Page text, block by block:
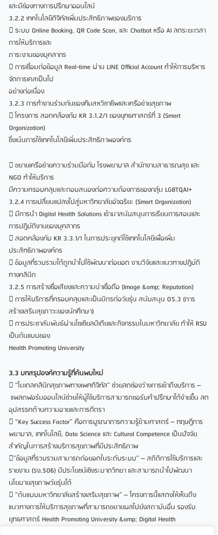
และมีช่องทางการปรึกษาออนไลน์
3.2.2 เทคโนโลยีดิจิทัลเพิ่มประสิทธิภาพของบริการ
 ระบบ Online Booking, QR Code Scan, และ Chatbot หรือ AI ลดระยะเวลา
การให้บริการและ
ภาระงานของบุคลากร
 การเชื่อมต่อข้อมูล Real-time ผ่าน LINE Official Account ทำให้การบริหาร
จัดการเคสเป็นไป
อย่างต่อเนื่อง
3.2.3 การทำงานร่วมกันของทีมสหวิชาชีพและเครือข่ายสุขภาพ
 โครงการ สอดคล้องกับ KR 3.1.2/1 ของยุทธศาสตร์ที่ 3 (Smart
Organization)
ซึ่งเน้นการใช้เทคโนโลยีเพิ่มประสิทธิภาพองค์กร
 ขยายเครือข่ายความร่วมมือกับ โรงพยาบาล สำนักงานสาธารณสุข และ
NGO ทำให้บริการ
มีความครอบคลุมและตอบสนองต่อความต้องการของกลุ่ม LGBTQAI+
3.2.4 การเปลี่ยนแปลงไปสู่มหาวิทยาลัยอัจฉริยะ (Smart Organization)
 มีการนำ Digital Health Solutions เข้ามาสนับสนุนการเรียนการสอนและ
การปฏิบัติงานของบุคลากร
 สอดคล้องกับ KR 3.3.1/1 ในการประยุกต์ใช้เทคโนโลยีเพื่อเพิ่ม
ประสิทธิภาพองค์กร
 ข้อมูลที่รวบรวมได้ถูกนำไปใช้พัฒนาต่อยอด งานวิจัยและแนวทางปฏิบัติ
ทางคลินิก
3.2.5 การสร้างชื่อเสียงและความน่าเชื่อถือ (Image &amp; Reputation)
 การให้บริการที่ครอบคลุมและเป็นมิตรต่อวัยรุ่น สนับสนุน O5.3 (การ
สร้างเสริมสุขภาวะของนักศึกษา)
 การประชาสัมพันธ์ผ่านโซเชียลมีเดียและกิจกรรมในมหาวิทยาลัย ทำให้ RSU
เป็นต้นแบบของ
Health Promoting University
3.3 บทสรุปองค์ความรู้ที่ค้นพบใหม่
 “โมเดลคลินิกสุขภาพทางเพศดิจิทัล” ช่วยลดช่องว่างการเข้าถึงบริการ –
แพลตฟอร์มออนไลน์ช่วยให้ผู้ใช้บริการสามารถขอรับคำปรึกษาได้ง่ายขึ้น ลด
อุปสรรคด้านความอายและการตีตรา
 “Key Success Factor” คือการบูรณาการความรู้ข้ามศาสตร์ – ทฤษฎีการ
พยาบาล, เทคโนโลยี, Data Science และ Cultural Competence เป็นปัจจัย
สำคัญในการสร้างบริการสุขภาพที่มีประสิทธิภาพ
”ข้อมูลที่รวบรวมสามารถต่อยอดในระดับระบบ” – สถิติการใช้บริการและ
รายงาน (รง.506) มีประโยชน์เชิงระบาดวิทยา และสามารถนำไปพัฒนา
นโยบายสุขภาพวัยรุ่นได้
 “ต้นแบบมหาวิทยาลัยสร้างเสริมสุขภาพ” – โครงการนี้แสดงให้เห็นถึง
แนวทางการให้บริการสุขภาพที่สามารถขยายผลไปยังสถาบันอื่น รองรับ
ยุทธศาสตร์ Health Promoting University &amp; Digital Health